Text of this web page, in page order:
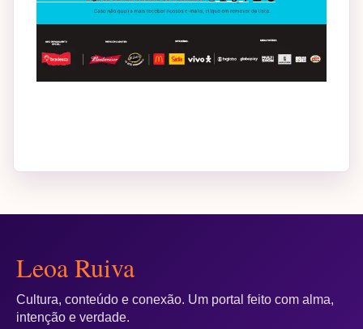
Leoa Ruiva
Cultura, conteúdo e conexão. Um portal feito com alma,
intenção e verdade.